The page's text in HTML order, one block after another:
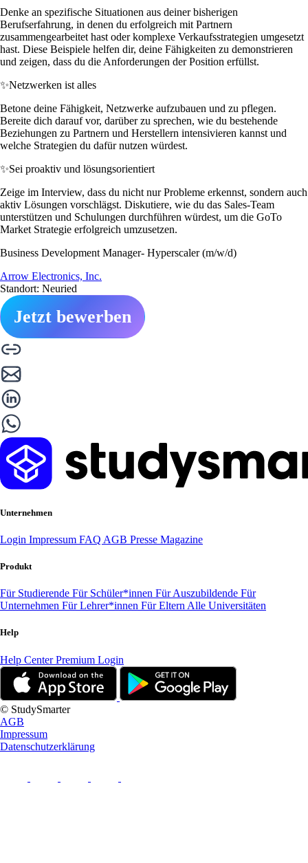
Denke an spezifische Situationen aus deiner bisherigen
Berufserfahrung, in denen du erfolgreich mit Partnern
zusammengearbeitet hast oder komplexe Verkaufsstrategien umgesetzt
hast. Diese Beispiele helfen dir, deine Fähigkeiten zu demonstrieren
und zeigen, dass du die Anforderungen der Position erfüllst.
✨Netzwerken ist alles
Betone deine Fähigkeit, Netzwerke aufzubauen und zu pflegen.
Bereite dich darauf vor, darüber zu sprechen, wie du bestehende
Beziehungen zu Partnern und Herstellern intensivieren kannst und
welche Strategien du dafür nutzen würdest.
✨Sei proaktiv und lösungsorientiert
Zeige im Interview, dass du nicht nur Probleme erkennst, sondern auch
aktiv Lösungen vorschlägst. Diskutiere, wie du das Sales-Team
unterstützen und Schulungen durchführen würdest, um die GoTo
Market Strategie erfolgreich umzusetzen.
Business Development Manager- Hyperscaler (m/w/d)
Arrow Electronics, Inc.
Standort: Neuried
Jetzt bewerben
Unternehmen
Login Impressum FAQ AGB Presse Magazine
Produkt
Für Studierende Für Schüler*innen Für Auszubildende Für
Unternehmen Für Lehrer*innen Für Eltern Alle Universitäten
Help
Help CenterPremium Login
© StudySmarter
AGB
Impressum
Datenschutzerklärung